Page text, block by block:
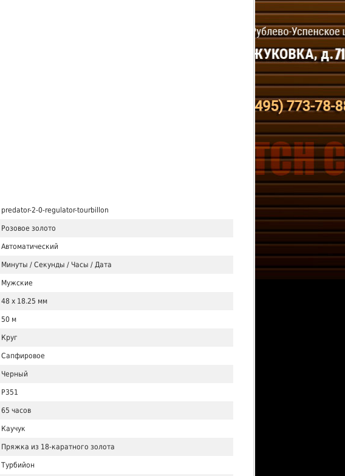
predator-2-0-regulator-tourbillon
Розовое золото
Автоматический
Минуты / Секунды / Часы / Дата
Мужские
48 x 18.25 мм
50 м
Круг
Сапфировое
Черный
P351
65 часов
Каучук
Пряжка из 18-каратного золота
Турбийон